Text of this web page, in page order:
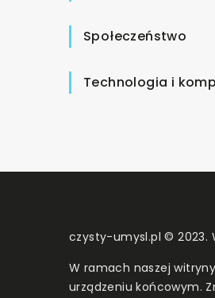
Społeczeństwo
Technologia i
czysty-umysl.pl © 2023.
W ramach naszej
urządzeniu końcowym.